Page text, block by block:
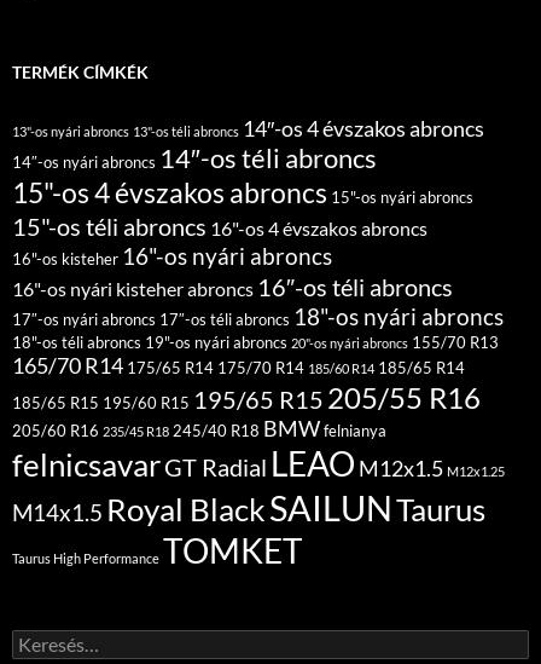
TERMÉK CÍMKÉK
13"-os nyári abroncs 13"-os téli abroncs 14″-os 4 évszakos abroncs
14″-os nyári abroncs 14″-os téli abroncs
15"-os 4 évszakos abroncs 15"-os nyári abroncs
15"-os téli abroncs 16"-os 4 évszakos abroncs
16"-os kisteher 16"-os nyári abroncs
16"-os nyári kisteher abroncs 16″-os téli abroncs
17″-os nyári abroncs 17″-os téli abroncs 18"-os nyári abroncs
18"-os téli abroncs 19"-os nyári abroncs 20"-os nyári abroncs 155/70 R13
165/70 R14 175/65 R14 175/70 R14 185/60 R14 185/65 R14
185/65 R15 195/60 R15 195/65 R15 205/55 R16
205/60 R16 235/45 R18 245/40 R18 BMWfelnianya
felnicsavarGT Radial LEAO M12x1.5 M12x1.25
M14x1.5 Royal BlackSAILUNTaurus
Taurus High Performance TOMKET
Keresés: